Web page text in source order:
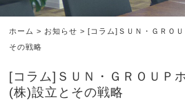
ホーム > お知らせ >[コラム]ＳＵＮ・ＧＲＯ
その戦略
[コラム]ＳＵＮ・ＧＲＯＵＰ
(株)設立とその戦略